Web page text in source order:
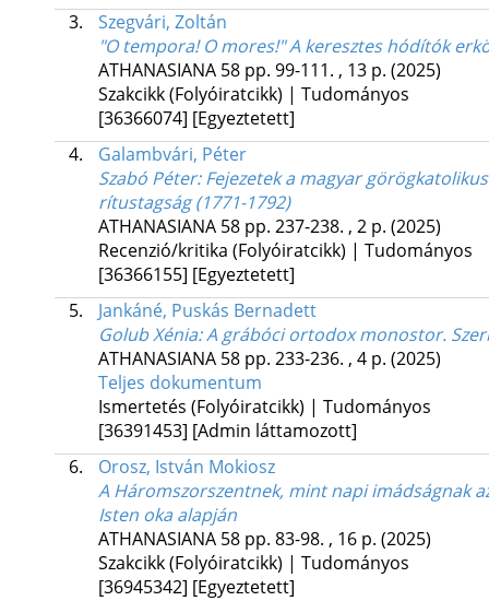
3.
Szegvári, Zoltán
"O tempora! O mores!" A keresztes hódítók
ATHANASIANA 58 pp. 99-111. , 13 p. (2025)
Szakcikk (Folyóiratcikk) | Tudományos
[36366074] [Egyeztetett]
4.
Galambvári, Péter
Szabó Péter: Fejezetek a magyar
rítustagság (1771-1792)
ATHANASIANA 58 pp. 237-238. , 2 p. (2025)
Recenzió/kritika (Folyóiratcikk) | Tudományos
[36366155] [Egyeztetett]
5.
Jankáné, Puskás Bernadett
Golub Xénia: A grábóci ortodox monostor.
ATHANASIANA 58 pp. 233-236. , 4 p. (2025)
Teljes dokumentum
Ismertetés (Folyóiratcikk) | Tudományos
[36391453] [Admin láttamozott]
6.
Orosz, István Mokiosz
A Háromszorszentnek, mint napi imádságnak
Isten oka alapján
ATHANASIANA 58 pp. 83-98. , 16 p. (2025)
Szakcikk (Folyóiratcikk) | Tudományos
[36945342] [Egyeztetett]